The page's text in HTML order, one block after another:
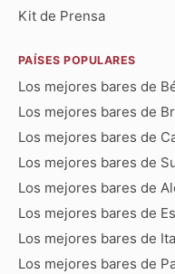
Kit de Prensa
PAÍSES POPULARES
Los mejores bares de
Los mejores bares de
Los mejores bares de
Los mejores bares de
Los mejores bares de
Los mejores bares de
Los mejores bares de
Los mejores bares de